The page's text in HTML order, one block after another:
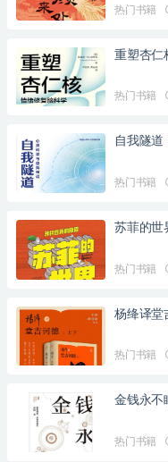
热门书籍
重塑杏仁
热门书籍
自我隧
热门书籍
苏菲的世
热门书籍
杨绛译堂
热门书籍
金钱永不
热门书籍